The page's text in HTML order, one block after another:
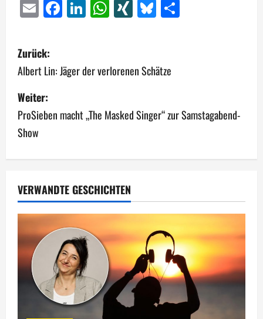
EmailFacebook
LinkedIn
WhatsApp
XINGBluesky
B
e
i
t
r
g
s
n
a
Zurück:
Albert Lin: Jäger der verlorenen Schätze
Weiter:
ProSieben macht „The Masked Singer“ zur Samstagabend-
Show
VERWANDTE GESCHICHTEN